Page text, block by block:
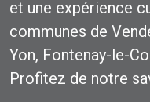
et une expérience
communes de
Yon, Fontenay-le-
Profitez de notre